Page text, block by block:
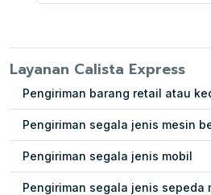
Layanan Calista Express
Pengiriman barang retail atau
Pengiriman segala jenis mesin
Pengiriman segala jenis mobil
Pengiriman segala jenis sepeda